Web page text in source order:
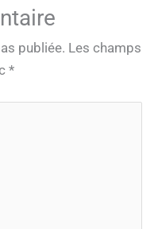
publiée. Les champs
*